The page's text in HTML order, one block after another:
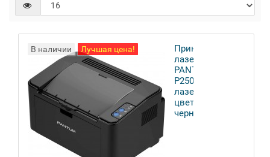
В наличии Лучшая цена!
Принтер
лазерный
PANTUM
P2500NW
лазерный,
цвет:
черный